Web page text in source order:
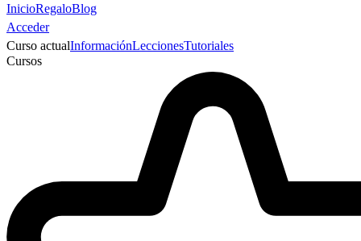
InicioRegaloBlog
Acceder
Curso actualInformaciónLeccionesTutoriales
Cursos